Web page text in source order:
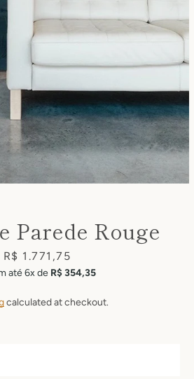
Instagram
Parede Rouge
Price
R$ 1.771,75
até 6x de R$ 354,35
calculated at checkout.